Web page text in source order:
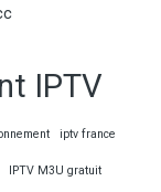
IPTV
iptv france
IPTV M3U gratuit